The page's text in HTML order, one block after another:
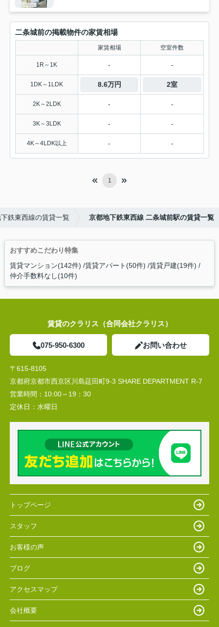
二条城前の掲載物件の家賃相場
家賃相場 空室件数
1R～1K - -
1DK～1LDK 8.6万円 2室
2K～2LDK - -
3K～3LDK - -
4K～4LDK以上 - -
1
鉄東西線の賃貸一覧 京都地下鉄東西線 二条城前駅の賃貸一覧
おすすめこだわり特集
賃貸マンション(142件) 賃貸アパート(50件) 賃貸戸建(19件)
仲介手数料なし(10件)
賃貸のクラリス（合同会社クラリス）
075-950-6300 お問い合わせ
〒615-8105
京都府京都市西京区川島莚田町9-3 SHARE DEPARTMENT R-7
営業時間： 10:00～19：30
定休日： 水曜日
トップページ
スタッフ
お客様の声
ブログ
アクセスマップ
会社概要